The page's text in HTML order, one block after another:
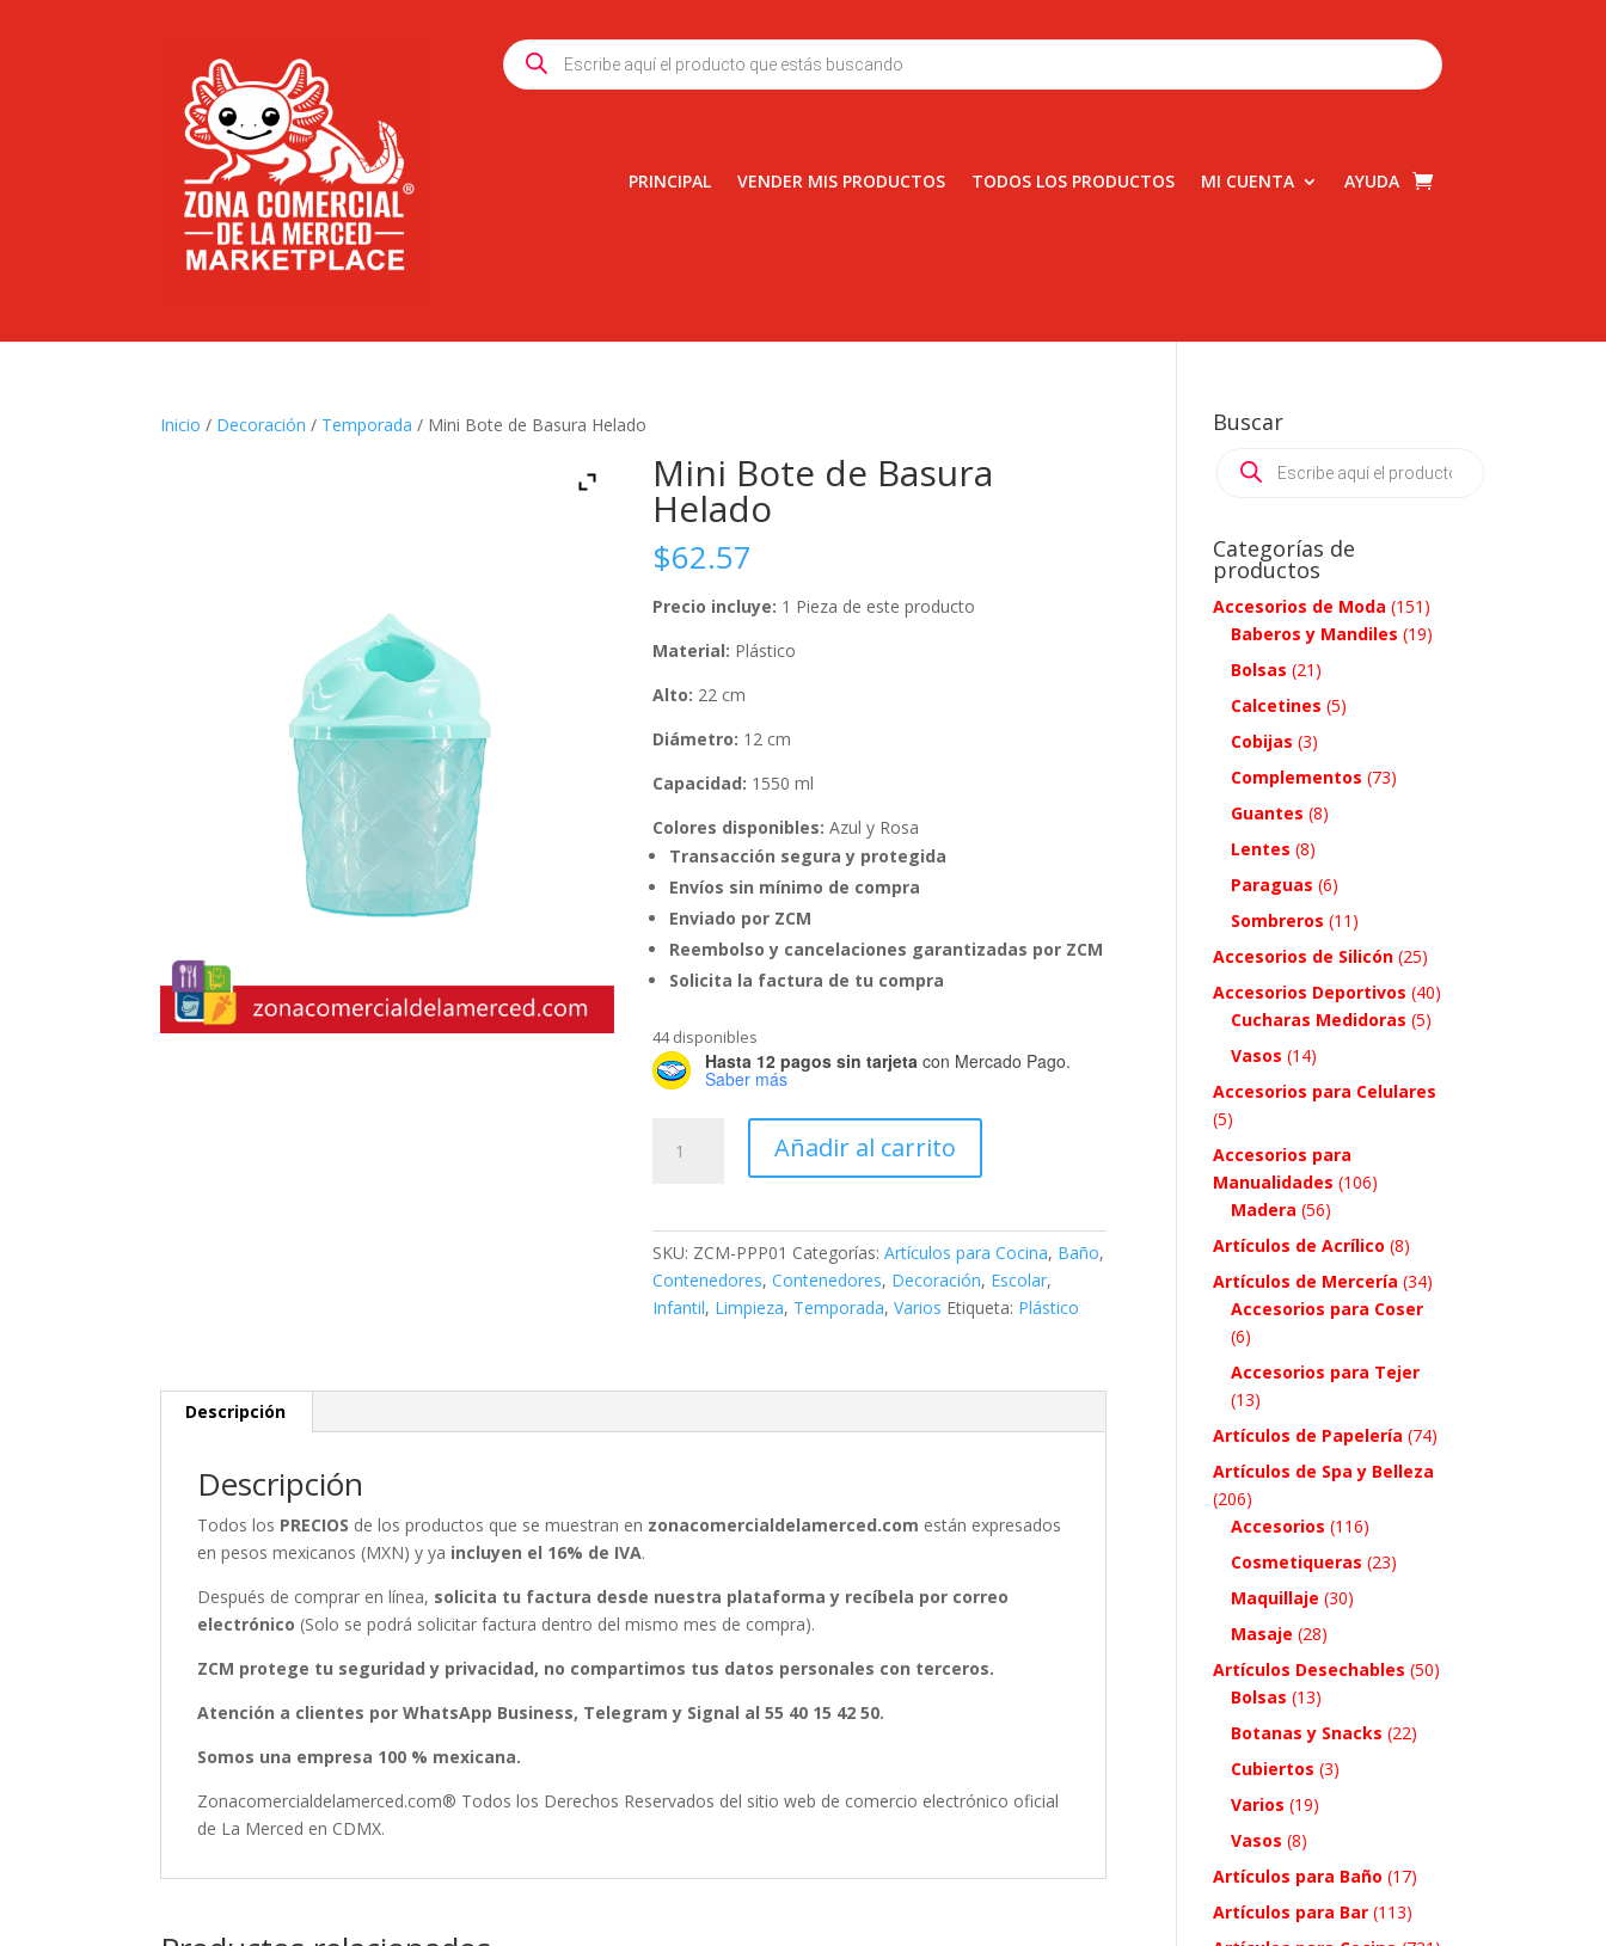
Products
search
PRINCIPAL VENDER MIS PRODUCTOS TODOS LOS PRODUCTOS MI CUENTA AYUDA
Inicio / Decoración / Temporada / Mini Bote de Basura Helado
Mini Bote de Basura
Helado
$62.57
Precio incluye: 1 Pieza de este producto
Material: Plástico
Alto: 22 cm
Diámetro: 12 cm
Capacidad: 1550 ml
Colores disponibles: Azul y Rosa
Transacción segura y protegida
Envíos sin mínimo de compra
Enviado por ZCM
Reembolso y cancelaciones garantizadas por ZCM
Solicita la factura de tu compra
44 disponibles
Hasta 12 pagos sin tarjeta con Mercado Pago.
Saber más
Bote
Añadir al carrito
SKU: ZCM-PPP01 Categorías:Artículos para Cocina, Baño,
Contenedores,Contenedores, Decoración, Escolar,
Infantil, Limpieza, Temporada,Varios Etiqueta: Plástico
Descripción
Descripción
Todos los PRECIOS de los productos que se muestran en zonacomercialdelamerced.com están expresados
en pesos mexicanos (MXN) y ya incluyen el 16% de IVA.
Después de comprar en línea, solicita tu factura desde nuestra plataforma y recíbela por correo
electrónico (Solo se podrá solicitar factura dentro del mismo mes de compra).
ZCM protege tu seguridad y privacidad, no compartimos tus datos personales con terceros.
Atención a clientes por WhatsApp Business, Telegram y Signal al 55 40 15 42 50.
Somos una empresa 100 % mexicana.
Zonacomercialdelamerced.com® Todos los Derechos Reservados del sitio web de comercio electrónico oficial
de La Merced en CDMX.
Buscar
Products
search
Categorías de
productos
Accesorios de Moda (151)
Baberos y Mandiles (19)
Bolsas (21)
Calcetines (5)
Cobijas (3)
Complementos (73)
Guantes (8)
Lentes (8)
Paraguas (6)
Sombreros (11)
Accesorios de Silicón (25)
Accesorios Deportivos (40)
Cucharas Medidoras (5)
Vasos (14)
Accesorios para Celulares
(5)
Accesorios para
Manualidades (106)
Madera (56)
Artículos de Acrílico (8)
Artículos de Mercería (34)
Accesorios para Coser
(6)
Accesorios para Tejer
(13)
Artículos de Papelería (74)
Artículos de Spa y Belleza
(206)
Accesorios (116)
Cosmetiqueras (23)
Maquillaje (30)
Masaje (28)
Artículos Desechables (50)
Bolsas (13)
Botanas y Snacks (22)
Cubiertos (3)
Varios (19)
Vasos (8)
Artículos para Baño (17)
Artículos para Bar (113)